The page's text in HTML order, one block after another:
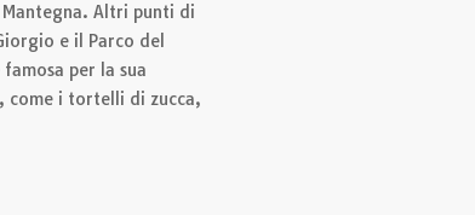
Mantegna. Altri punti di
e il Parco del
per la sua
come i tortelli di zucca,